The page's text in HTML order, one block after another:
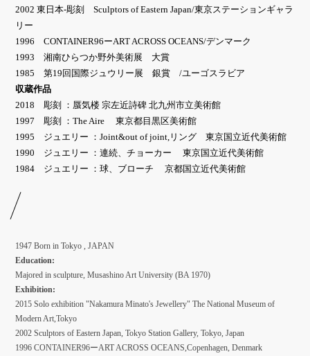
2002 東日本-彫刻 Sculptors of Eastern Japan/東京ステーションギャラ
リー
1996 CONTAINER96ーART ACROSS OCEANS/デンマーク
1993 湘南ひらつか野外美術展 大賞
1985 第19回国際ジュウリー展 銀賞 /ユーゴスラビア
収蔵作品
2018 彫刻 ：蜃気楼 宗左近詩碑 北九州市立美術館
1997 彫刻 ：The Aire 東京都目黒区美術館
1995 ジュエリー ：Joint&out of joint,リング 東京国立近代美術館
1990 ジュエリー ：連続、チョーカー 東京国立近代美術館
1984 ジュエリー ：球、ブローチ 京都国立近代美術館
1947 Born in Tokyo , JAPAN
Education:
Majored in sculpture, Musashino Art University (BA 1970)
Exhibition:
2015 Solo exhibition "Nakamura Minato's Jewellery" The National Museum of
Modern Art,Tokyo
2002 Sculptors of Eastern Japan, Tokyo Station Gallery, Tokyo, Japan
1996 CONTAINER96ーART ACROSS OCEANS,Copenhagen, Denmark